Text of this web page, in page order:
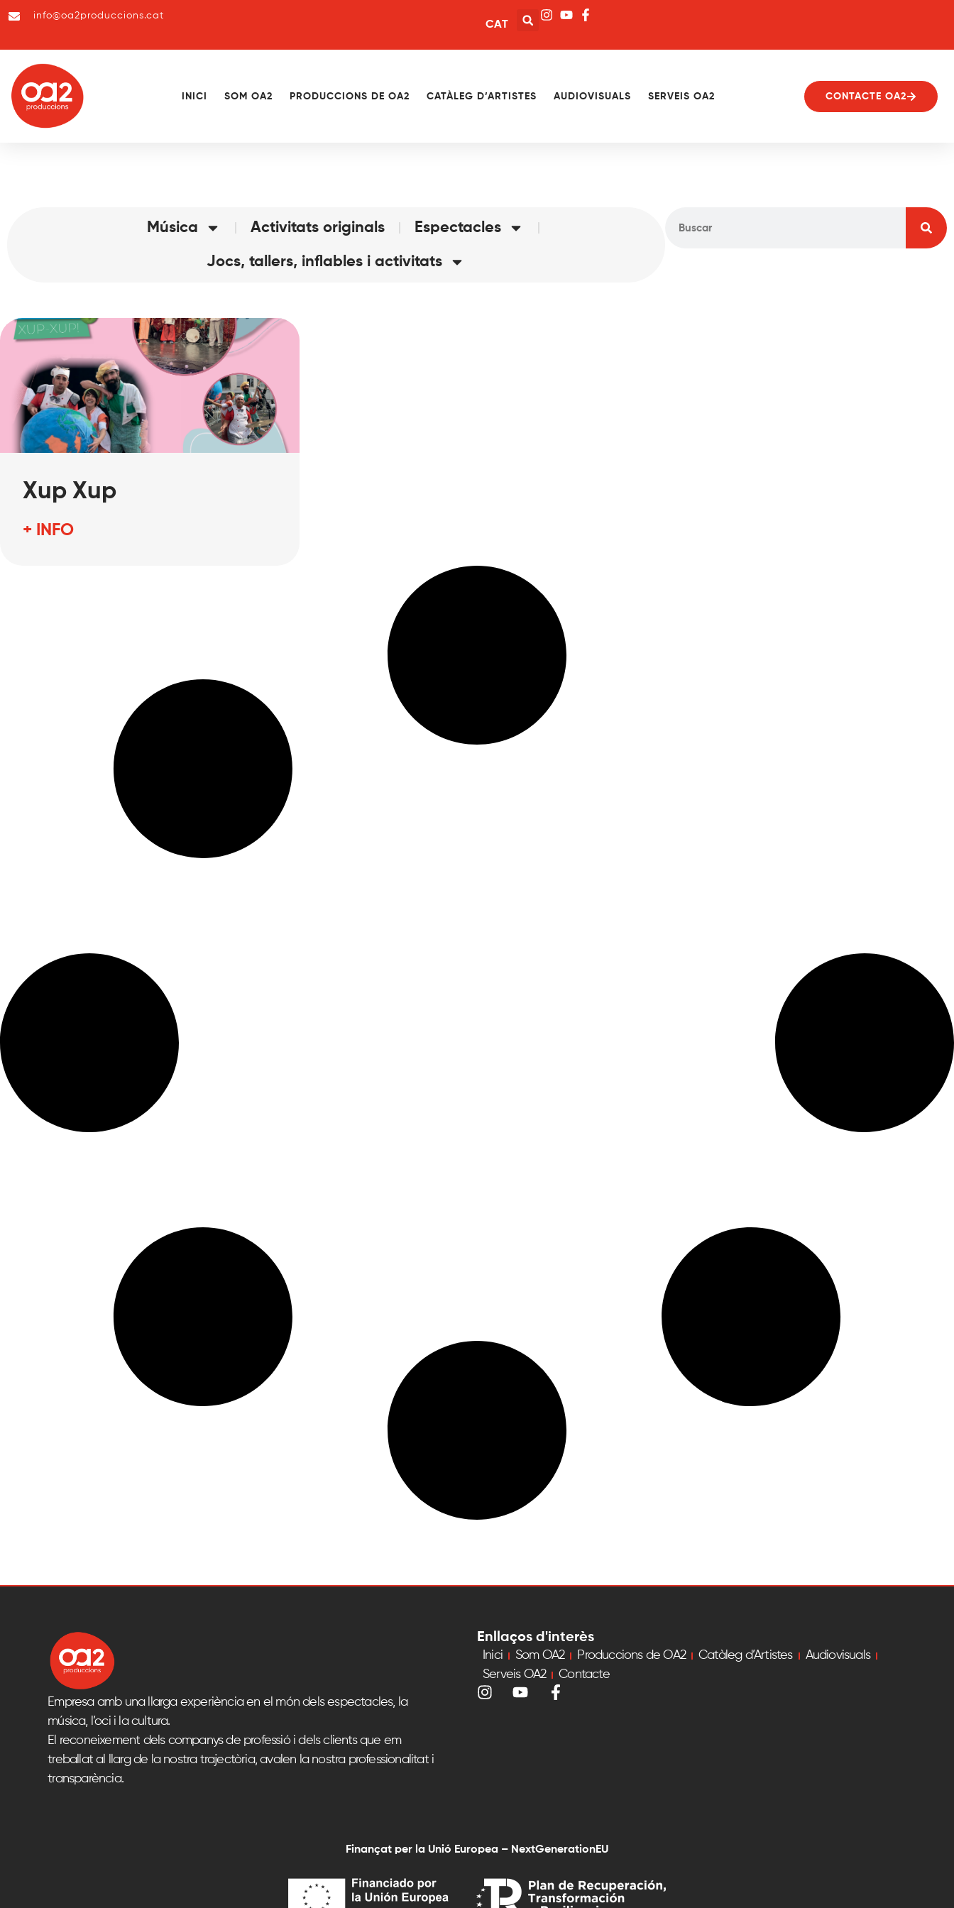
info@oa2produccions.cat
CAT
INICI SOM OA2 PRODUCCIONS DE OA2 CATÀLEG D’ARTISTES AUDIOVISUALS SERVEIS OA2 CONTACTE OA2
Música Activitats originals Espectacles
Jocs, tallers, inflables i activitats
Xup Xup
+ INFO
Empresa amb una llarga experiència en el món dels espectacles, la
música, l’oci i la cultura.
El reconeixement dels companys de professió i dels clients que em
treballat al llarg de la nostra trajectòria, avalen la nostra professionalitat i
transparència.
Enllaços d'interès
Inici Som OA2 Produccions de OA2 Catàleg d’Artistes
Audiovisuals
Serveis OA2
Contacte
Finançat per la Unió Europea – NextGenerationEU